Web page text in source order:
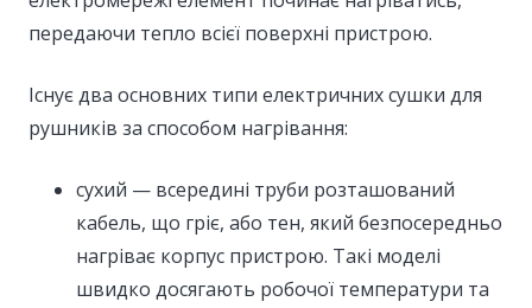
передаючи тепло всієї поверхні пристрою.
Існує два основних типи електричних сушки для
рушників за способом нагрівання:
сухий — всередині труби розташований
кабель, що гріє, або тен, який безпосередньо
нагріває корпус пристрою. Такі моделі
швидко досягають робочої температури та